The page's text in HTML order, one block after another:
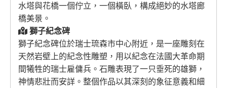
水塔與花橋一個佇立，一個橫臥，構成絕妙的水塔廊
橋美景。
獅子紀念碑
獅子紀念碑位於瑞士琉森市中心附近，是一座雕刻在
天然岩壁上的紀念性雕塑，用以紀念在法國大革命期
間犧牲的瑞士雇傭兵。石雕表現了一只垂死的雄獅，
神情悲壯而安詳。整個作品以其深刻的象征意義和細